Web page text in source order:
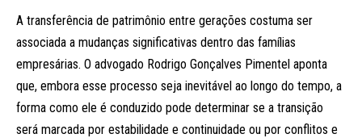
A transferência de patrimônio entre gerações costuma ser
associada a mudanças significativas dentro das famílias
empresárias. O advogado Rodrigo Gonçalves Pimentel aponta
que, embora esse processo seja inevitável ao longo do tempo, a
forma como ele é conduzido pode determinar se a transição
será marcada por estabilidade e continuidade ou por conflitos e